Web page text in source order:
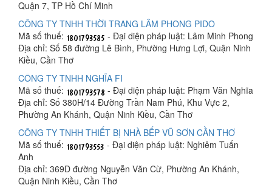
Quận 7, TP Hồ Chí Minh
CÔNG TY TNHH THỜI TRANG LÂM PHONG PIDO
Mã số thuế:
- Đại diện pháp luật: Lâm Minh Phong
Địa chỉ: Số 58 đường Lê Bình, Phường Hưng Lợi, Quận Ninh
Kiều, Cần Thơ
CÔNG TY TNHH NGHĨA FI
Mã số thuế:
- Đại diện pháp luật: Phạm Văn Nghĩa
Địa chỉ: Số 380H/14 Đường Trần Nam Phú, Khu Vực 2,
Phường An Khánh, Quận Ninh Kiều, Cần Thơ
CÔNG TY TNHH THIẾT BỊ NHÀ BẾP VŨ SƠN CẦN THƠ
Mã số thuế:
- Đại diện pháp luật: Nghiêm Tuấn
Anh
Địa chỉ: 369D đường Nguyễn Văn Cừ, Phường An Khánh,
Quận Ninh Kiều, Cần Thơ